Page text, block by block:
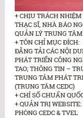
+ CHỊU TRÁCH
THẠC SĨ, NHÀ BÁO
QUẢN LÝ TRUNG TÂM
+ TÔN CHỈ MỤC ĐÍCH:
ĐĂNG TẢI CÁC NỘI
PHÁT TRIỂN CÔNG
TAO; THÔNG TIN –
TRUNG TÂM PHÁT
(TRUNG TÂM CEDC)
+ CHỈ SỐ CHUẨN
+ QUẢN TRỊ
PHÒNG CEDC & TVEL